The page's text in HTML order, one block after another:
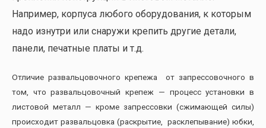
Например, корпуса любого оборудования, к которым
надо изнутри или снаружи крепить другие детали,
панели, печатные платы и т.д.
Отличие развальцовочного крепежа от запрессовочного в
том, что развальцовочный крепеж — процесс установки в
листовой металл — кроме запрессовки (сжимающей силы)
происходит развальцовка (раскрытие, расклепывание) юбки,